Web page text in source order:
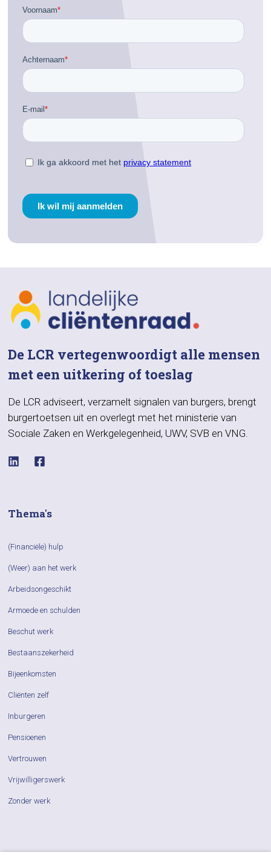
De LCR vertegenwoordigt alle mensen
met een uitkering of toeslag
De LCR adviseert, verzamelt signalen van burgers, brengt
burgertoetsen uit en overlegt met het ministerie van
Sociale Zaken en Werkgelegenheid, UWV, SVB en VNG.
Thema's
(Financiële) hulp
(Weer) aan het werk
Arbeidsongeschikt
Armoede en schulden
Beschut werk
Bestaanszekerheid
Bijeenkomsten
Cliënten zelf
Inburgeren
Pensioenen
Vertrouwen
Vrijwilligerswerk
Zonder werk